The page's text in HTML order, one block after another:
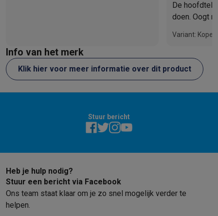
De
doen. Oogt
Variant: Koper
Info van het merk
Klik hier voor meer informatie over dit product
Stuur bericht
Heb je hulp nodig?
Stuur een bericht via Facebook
Ons team staat klaar om je zo snel mogelijk verder te
helpen.